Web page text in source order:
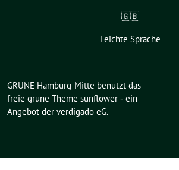
🇬🇧
Leichte Sprache
GRÜNE Hamburg-Mitte benutzt das
freie grüne Theme sunflower ‐ ein
Angebot der verdigado eG.